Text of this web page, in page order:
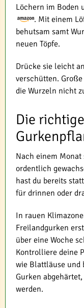
Löchern im Boden
. Mit einem
behutsam samt
neuen Töpfe.
Drücke sie leicht
verschütten.
die Wurzeln nicht
Die
Nach einem
ordentlich
hast du bereits
für drinnen oder
In rauen
Freilandgurken
über eine Woche
Kontrolliere deine
wie Blattläuse und
Gurken
werden.